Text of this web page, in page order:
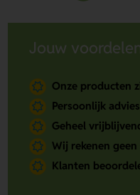
Jouw
Onze producten
Persoonlijk
Geheel
Wij rekenen
Klanten